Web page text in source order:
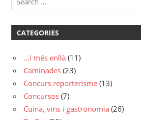
CATEGORIES
…i més enllà (11)
Caminades (23)
Concurs reporterisme (13)
Concursos (7)
Cuina, vins i gastronomia (26)